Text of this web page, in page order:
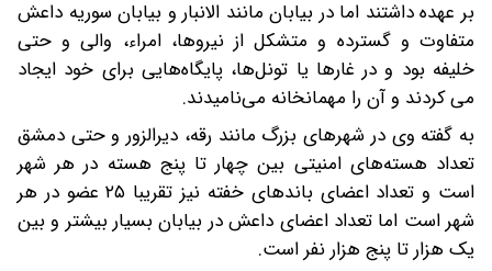
بر عهده داشتند اما در بیابان مانند الانبار و بیابان سوریه داعش
متفاوت و گسترده و متشکل از نیروها، امراء، والی و حتی
خلیفه بود و در غارها یا تونل‌ها، پایگاه‌هایی برای خود ایجاد
می کردند و آن را مهمانخانه می‌نامیدند.
به گفته وی در شهرهای بزرگ مانند رقه، دیرالزور و حتی دمشق
تعداد هسته‌های امنیتی بین چهار تا پنج هسته در هر شهر
است و تعداد اعضای باندهای خفته نیز تقریبا ۲۵ عضو در هر
شهر است اما تعداد اعضای داعش در بیابان بسیار بیشتر و بین
یک هزار تا پنج هزار نفر است.